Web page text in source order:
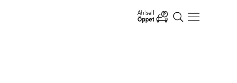
Ahlsell
Öppet